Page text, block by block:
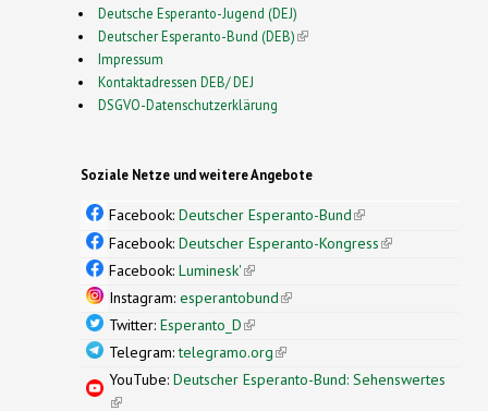
Deutsche Esperanto-Jugend (DEJ)
Deutscher Esperanto-Bund (DEB)(link is external)
Impressum
Kontaktadressen DEB/ DEJ
DSGVO-Datenschutzerklärung
Soziale Netze und weitere Angebote
Facebook: Deutscher Esperanto-Bund(link is
external)
Facebook: Deutscher Esperanto-Kongress(link is
Facebook: Luminesk'(link is external)
Instagram: esperantobund(link is external)
Twitter: Esperanto_D(link is external)
Telegram:telegramo.org(link is external)
YouTube: Deutscher Esperanto-Bund: Sehenswertes
(link is external)